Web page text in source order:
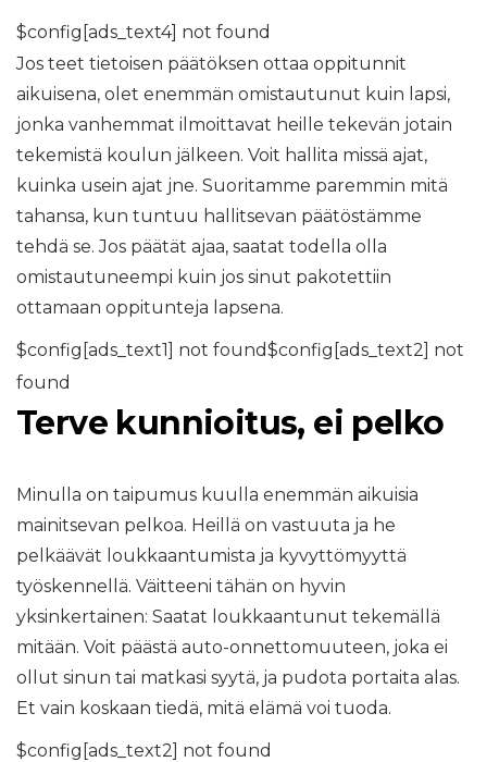
$config[ads_text4] not found
Jos teet tietoisen päätöksen ottaa oppitunnit
aikuisena, olet enemmän omistautunut kuin lapsi,
jonka vanhemmat ilmoittavat heille tekevän jotain
tekemistä koulun jälkeen. Voit hallita missä ajat,
kuinka usein ajat jne. Suoritamme paremmin mitä
tahansa, kun tuntuu hallitsevan päätöstämme
tehdä se. Jos päätät ajaa, saatat todella olla
omistautuneempi kuin jos sinut pakotettiin
ottamaan oppitunteja lapsena.
$config[ads_text1] not found$config[ads_text2] not
found
Terve kunnioitus, ei pelko
Minulla on taipumus kuulla enemmän aikuisia
mainitsevan pelkoa. Heillä on vastuuta ja he
pelkäävät loukkaantumista ja kyvyttömyyttä
työskennellä. Väitteeni tähän on hyvin
yksinkertainen: Saatat loukkaantunut tekemällä
mitään. Voit päästä auto-onnettomuuteen, joka ei
ollut sinun tai matkasi syytä, ja pudota portaita alas.
Et vain koskaan tiedä, mitä elämä voi tuoda.
$config[ads_text2] not found